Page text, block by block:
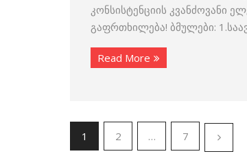
კონსისტენციის კვანძოვანი
გაფრთხილება! ბმულები:
Read More
1 2 … 7